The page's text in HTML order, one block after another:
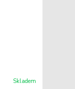
Skladem